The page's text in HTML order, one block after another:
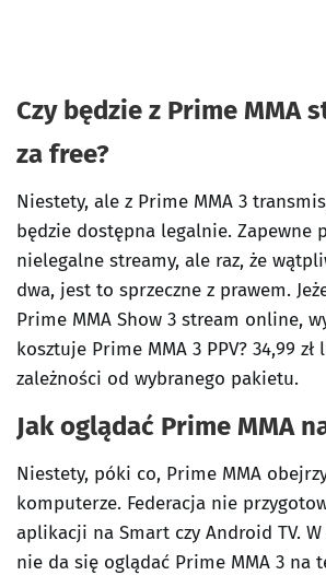
Czy będzie z Prime MMA
za free?
Niestety, ale z Prime MMA 3
będzie dostępna legalnie. Zapewne
nielegalne streamy, ale raz, że
dwa, jest to sprzeczne z prawem.
Prime MMA Show 3 stream online,
kosztuje Prime MMA 3 PPV? 34,99 zł
zależności od wybranego pakietu.
Jak oglądać Prime MMA
Niestety, póki co, Prime MMA
komputerze. Federacja nie
aplikacji na Smart czy Android TV.
nie da się oglądać Prime MMA 3 na